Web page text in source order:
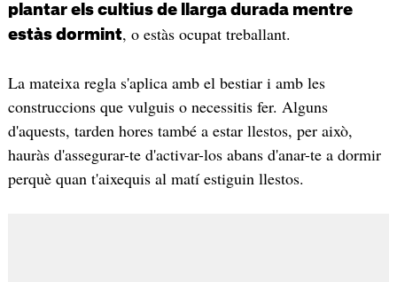
plantar els cultius de llarga durada mentre
estàs dormint, o estàs ocupat treballant.
La mateixa regla s'aplica amb el bestiar i amb les
construccions que vulguis o necessitis fer. Alguns
d'aquests, tarden hores també a estar llestos, per això,
hauràs d'assegurar-te d'activar-los abans d'anar-te a dormir
perquè quan t'aixequis al matí estiguin llestos.